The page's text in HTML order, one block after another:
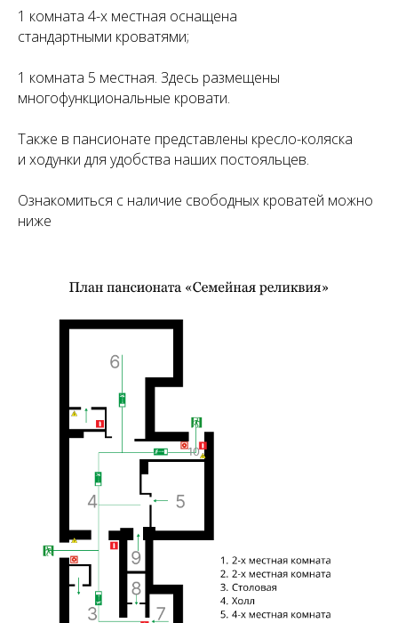
1 комната 4-х местная оснащена
стандартными кроватями;
1 комната 5 местная. Здесь размещены
многофункциональные кровати.
Также в пансионате представлены кресло-коляска
и ходунки для удобства наших постояльцев.
Ознакомиться с наличие свободных кроватей можно
ниже